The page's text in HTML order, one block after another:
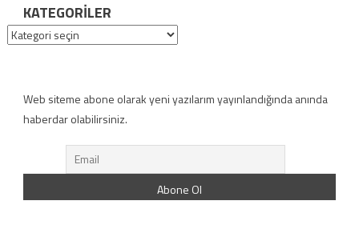
KATEGORILER
Kategoriler
Web siteme abone olarak yeni yazılarım yayınlandığında anında
haberdar olabilirsiniz.